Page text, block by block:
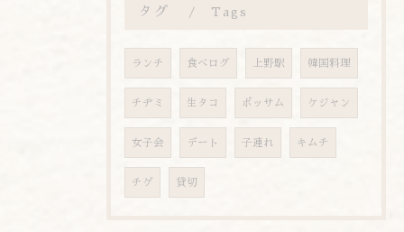
タグ Tags
ランチ 食べログ 上野駅 韓国料理
チヂミ 生タコ ポッサム ケジャン
女子会 デート 子連れ キムチ
チゲ 貸切